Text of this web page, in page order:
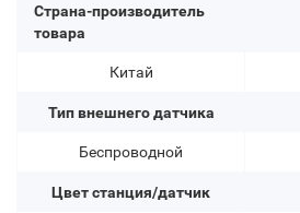
Страна-производитель
товара
Китай
Тип внешнего датчика
Беспроводной
Цвет станция/датчик